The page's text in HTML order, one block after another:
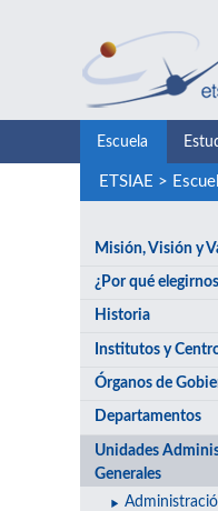
Escuela
ETSIAE >
Misión, Visión y
¿Por qué
Historia
Institutos y
Órganos de
Departamentos
Unidades
Generales